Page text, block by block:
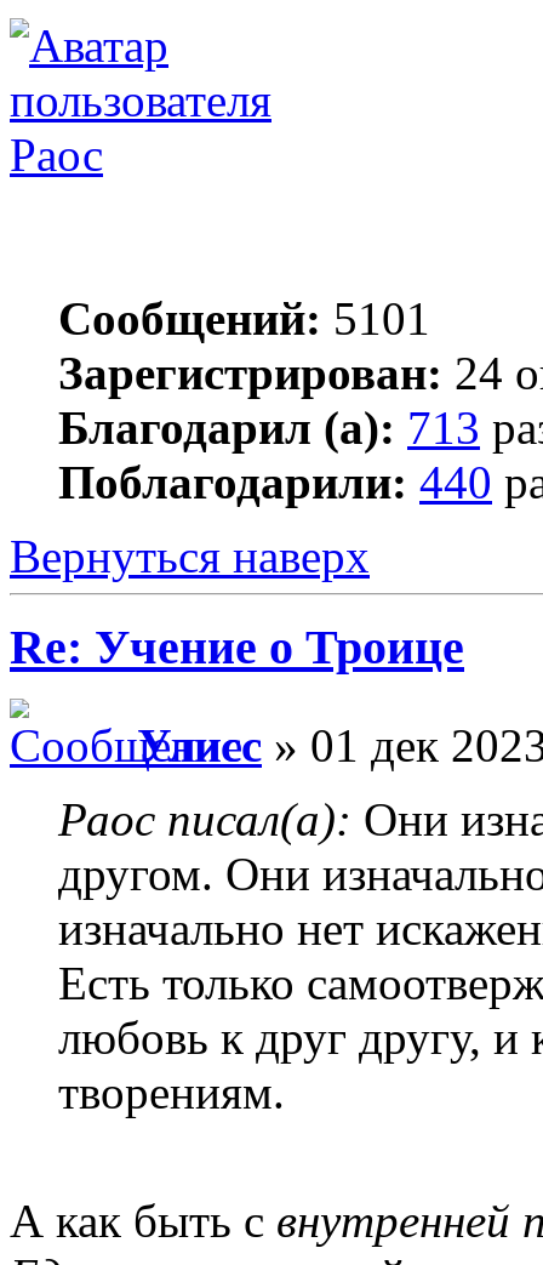
Раос
Сообщений: 5101
Зарегистрирован: 24
Благодарил (а): 713
Поблагодарили: 440
Вернуться наверх
Re: Учение о Троице
Улисс » 01 дек
Раос писал(а): Они
другом. Они
изначально нет
Есть только
любовь к друг другу,
творениям.
А как быть с внутренней